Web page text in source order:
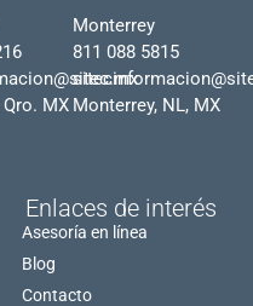
MX
Monterrey
811 088 5815
Monterrey, NL, MX
Enlaces de interés
Asesoría en línea
Blog
Contacto